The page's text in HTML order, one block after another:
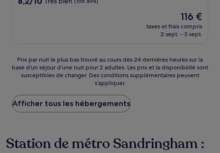
Le
nouveau
prix
116 €
116 €
taxes et frais compris
2 sept. - 3 sept.
Prix
par
nuit
plus
bas
trouvé
des
24 dernières
Prix par nuit le plus bas trouvé au cours des 24 dernières heures sur la
base d’un séjour d’une nuit pour 2 adultes. Les prix et la disponibilité sont
susceptibles de changer. Des conditions supplémentaires peuvent
s’appliquer.
Afficher tous les hébergements
Station de métro Sandringham :